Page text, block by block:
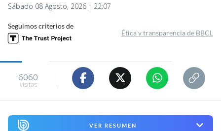
Sábado 08 Agosto, 2026 | 22:07
Seguimos criterios de
Ética y transparencia de BBCL
6060
visitas
VER RESUMEN